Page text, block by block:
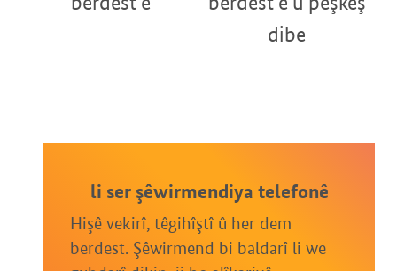
dibe
li ser şêwirmendiya telefonê
Hişê vekirî, têgihîştî û her dem
berdest. Şêwirmend bi baldarî li we